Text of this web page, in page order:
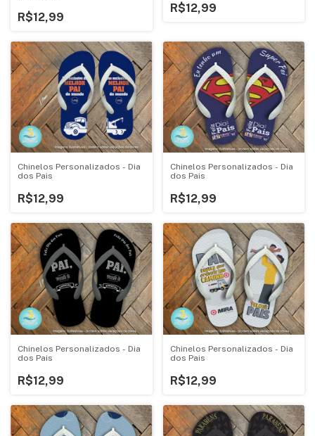
R$12,99
R$12,99
Chinelos Personalizados - Dia
dos Pais
R$12,99
Chinelos Personalizados - Dia
dos Pais
R$12,99
Chinelos Personalizados - Dia
dos Pais
R$12,99
Chinelos Personalizados - Dia
dos Pais
R$12,99